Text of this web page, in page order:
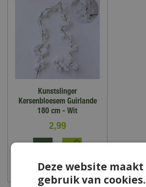
Kunstslinger
Kersenbloesem Guirlande
180 cm - Wit
2,99
Zet op verlanglijst
Deze website maakt
gebruik van cookies.